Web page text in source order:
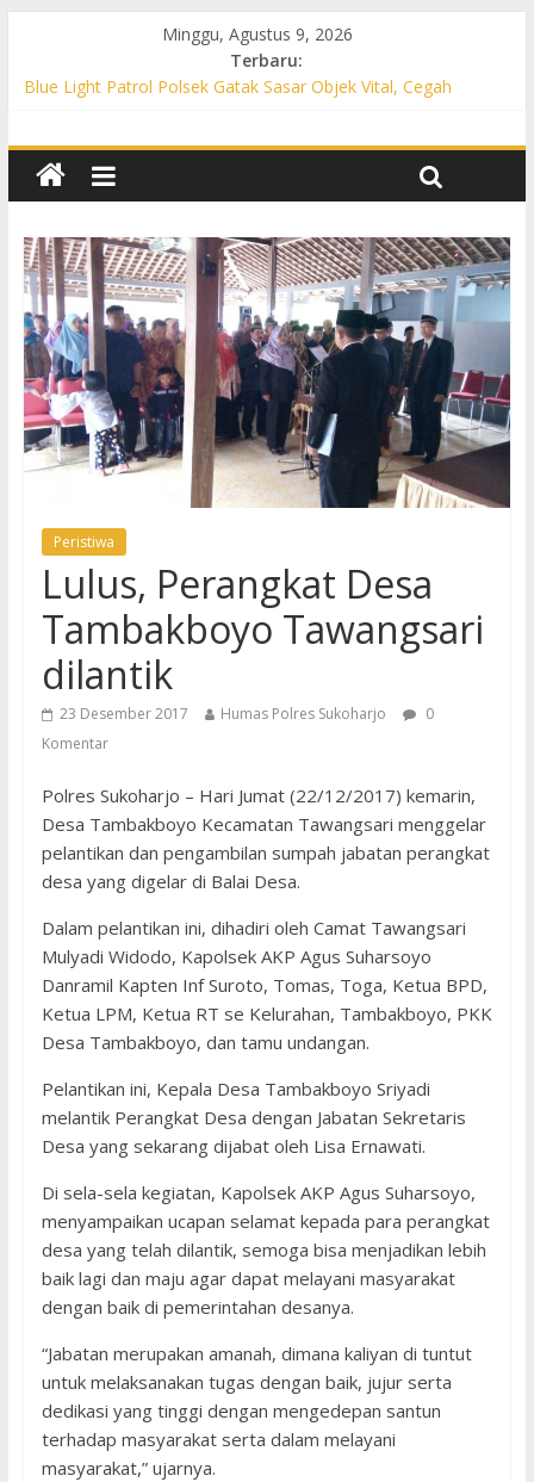
Minggu, Agustus 9, 2026
Terbaru:
Blue Light Patrol Polsek Gatak Sasar Objek Vital, Cegah
Permukiman, Antisipasi 3C dan Gangguan Kamtibmas
Patroli KRYD Polsek Baki Sisir Titik Rawan, Cegah 3C hingga
Patroli Blue Light Polsek Nguter Sasar Perbankan hingga
Permukiman, Antisipasi 3C dan Gangguan Kamtibmas
Blue Light Patrol Polsek Tawangsari Sisir Belasan Desa, Cegah
Kejahatan 3C dan Gangguan Kamtibmas
Peristiwa
Lulus, Perangkat Desa
Tambakboyo Tawangsari
dilantik
23 Desember 2017 Humas Polres Sukoharjo
0
Komentar
Polres Sukoharjo – Hari Jumat (22/12/2017) kemarin,
Desa Tambakboyo Kecamatan Tawangsari menggelar
pelantikan dan pengambilan sumpah jabatan perangkat
desa yang digelar di Balai Desa.
Dalam pelantikan ini, dihadiri oleh Camat Tawangsari
Mulyadi Widodo, Kapolsek AKP Agus Suharsoyo
Danramil Kapten Inf Suroto, Tomas, Toga, Ketua BPD,
Ketua LPM, Ketua RT se Kelurahan, Tambakboyo, PKK
Desa Tambakboyo, dan tamu undangan.
Pelantikan ini, Kepala Desa Tambakboyo Sriyadi
melantik Perangkat Desa dengan Jabatan Sekretaris
Desa yang sekarang dijabat oleh Lisa Ernawati.
Di sela-sela kegiatan, Kapolsek AKP Agus Suharsoyo,
menyampaikan ucapan selamat kepada para perangkat
desa yang telah dilantik, semoga bisa menjadikan lebih
baik lagi dan maju agar dapat melayani masyarakat
dengan baik di pemerintahan desanya.
“Jabatan merupakan amanah, dimana kaliyan di tuntut
untuk melaksanakan tugas dengan baik, jujur serta
dedikasi yang tinggi dengan mengedepan santun
terhadap masyarakat serta dalam melayani
masyarakat,” ujarnya.